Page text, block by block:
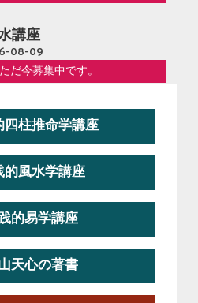
講座
08-09
だ今募集中です。
実践的易学講座』
10-25
的四柱推命学講座
07-19
践的風水学講座
柱推命学講座
風水学講座
的易学講座
天心の著書